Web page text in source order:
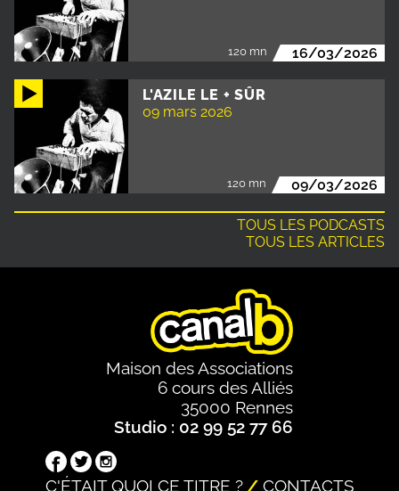
120 mn 16/03/2026
L'AZILE LE + SÛR
09 mars 2026
120 mn 09/03/2026
TOUS LES PODCASTS
TOUS LES ARTICLES
Maison des Associations
6 cours des Alliés
35000 Rennes
Studio : 02 99 52 77 66
C'ÉTAIT QUOI CE TITRE ? CONTACTS